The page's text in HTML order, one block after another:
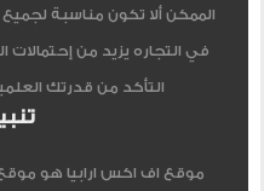
الممكن ألا تكون مناسبة لجميع
في التجاره يزيد من
التأكد من قدرتك
موقع اف اكس ارابيا هو